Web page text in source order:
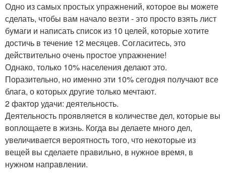
Одно из самых простых упражнений, которое вы можете
сделать, чтобы вам начало везти - это просто взять лист
бумаги и написать список из 10 целей, которые хотите
достичь в течение 12 месяцев. Согласитесь, это
действительно очень простое упражнение!
Однако, только 10% населения делают это.
Поразительно, но именно эти 10% сегодня получают все
блага, о которых другие только мечтают.
2 фактор удачи: деятельность.
Деятельность проявляется в количестве дел, которые вы
воплощаете в жизнь. Когда вы делаете много дел,
увеличивается вероятность того, что некоторые из
вещей вы сделаете правильно, в нужное время, в
нужном направлении.